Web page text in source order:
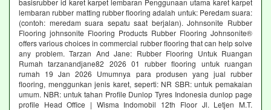
basisrubber id karet karpet lembaran Penggunaan utama karet karpet
lembaran rubber matting rubber flooring adalah untuk: Peredam suara:
(contoh: meredam suara sepatu saat berjalan). Johnsonite Rubber
Flooring johnsonite Flooring Products Rubber Flooring Johnsonite®
offers various choices in commercial rubber flooring that can help solve
any problem. Tarzan And Jane: Rubber Flooring Untuk Ruangan
Rumah tarzanandjane82 2026 01 rubber flooring untuk ruangan
rumah 19 Jan 2026 Umumnya para produsen yang jual rubber
flooring, menggunkan jenis karet, seperti: NR SBR: untuk pemakaian
umum. NBR: untuk tahan Profile Dunlop Tyres Indonesia dunlop page
profile Head Office | Wisma Indomobil 12th Floor Jl. Letjen M.T.